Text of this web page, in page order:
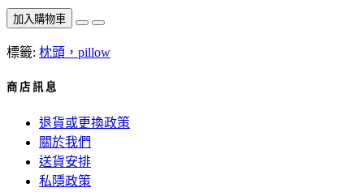
加入購物車
標籤: 枕頭，pillow
商 店 訊 息
退貨或更換政策
關於我們
送貨安排
私隱政策